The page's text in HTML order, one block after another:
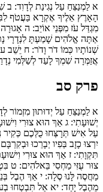
א לַמְנַצֵּחַ עַל נְגִינַת לְדָוִד: ב
הָאָרֶץ אֵלֶיךָ אֶקְרָא בַּעֲטֹף
מִגְדַּל עֹז מִפְּנֵי אוֹיֵב: ה
אַתָּה אֱלֹהִים שָׁמַעְתָּ לִנְדָרָי
שְׁנוֹתָיו כְּמוֹ דֹר וָדֹר: ח יֵשֵׁב
אֲזַמְּרָה שִׁמְךָ לָעַד לְשַׁלְּמִי
פרק סב
א לַמְנַצֵּחַ עַל יְדוּתוּן מִזְמוֹר
יְשׁוּעָתִי: ג אַךְ הוּא צוּרִי
עַל אִישׁ תְּרָצְּחוּ כֻלְּכֶם כְּקִיר
יִרְצוּ כָזָב בְּפִיו יְבָרֵכוּ
תִּקְוָתִי: ז אַךְ הוּא צוּרִי
צוּר עֻזִּי מַחְסִי בֵּאלֹהִים: ט
מַחֲסֶה לָּנוּ סֶלָה: י אַךְ הֶבֶל
מֵהֶבֶל יָחַד: יא אַל תִּבְטְחוּ